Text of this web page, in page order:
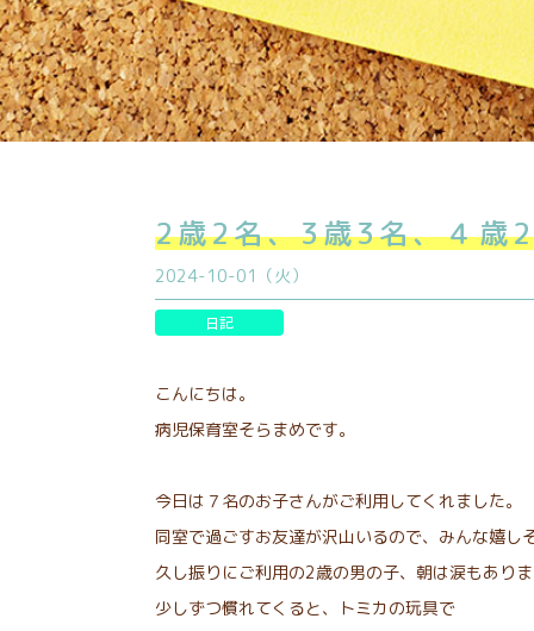
2歳2名、3歳3名、４歳
2024-10-01（火）
日記
こんにちは。
病児保育室そらまめです。
今日は７名のお子さんがご利用してくれました。
同室で過ごすお友達が沢山いるので、みんな嬉し
久し振りにご利用の2歳の男の子、朝は涙もあり
少しずつ慣れてくると、トミカの玩具で